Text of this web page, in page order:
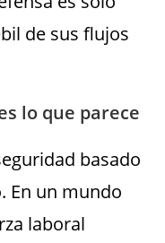
de sus flujos
lo que parece
basado
En un mundo
laboral